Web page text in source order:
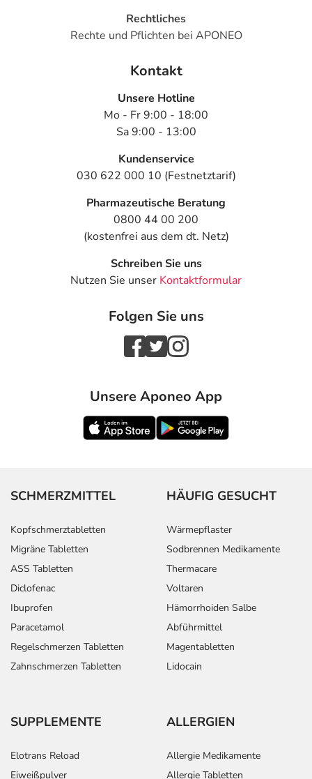
Rechtliches
Rechte und Pflichten bei APONEO
Kontakt
Unsere Hotline
Mo - Fr 9:00 - 18:00
Sa 9:00 - 13:00
Kundenservice
030 622 000 10 (Festnetztarif)
Pharmazeutische Beratung
0800 44 00 200
(kostenfrei aus dem dt. Netz)
Schreiben Sie uns
Nutzen Sie unser Kontaktformular
Folgen Sie uns
Unsere Aponeo App
SCHMERZMITTEL
Kopfschmerztabletten
Migräne Tabletten
ASS Tabletten
Diclofenac
Ibuprofen
Paracetamol
Regelschmerzen Tabletten
Zahnschmerzen Tabletten
HÄUFIG GESUCHT
Wärmepflaster
Sodbrennen Medikamente
Thermacare
Voltaren
Hämorrhoiden Salbe
Abführmittel
Magentabletten
Lidocain
SUPPLEMENTE
Elotrans Reload
Eiweißpulver
ALLERGIEN
Allergie Medikamente
Allergie Tabletten